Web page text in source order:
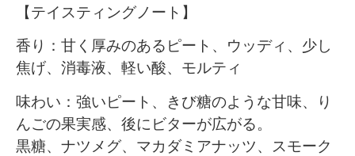
【テイスティングノート】
香り：甘く厚みのあるピート、ウッディ、少し
焦げ、消毒液、軽い酸、モルティ
味わい：強いピート、きび糖のような甘味、り
んごの果実感、後にビターが広がる。
黒糖、ナツメグ、マカダミアナッツ、スモーク